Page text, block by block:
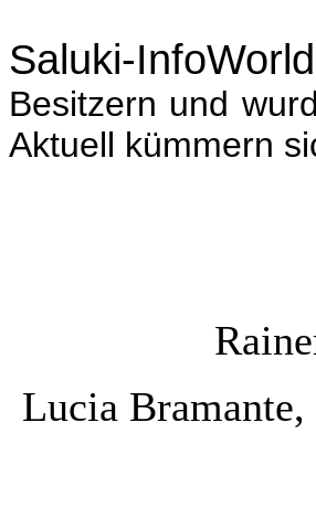
Saluki-InfoWorld
Besitzern und
Aktuell kümmern
Lucia